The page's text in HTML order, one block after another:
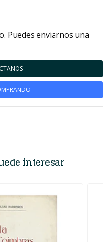
Puedes enviarnos una
interesar